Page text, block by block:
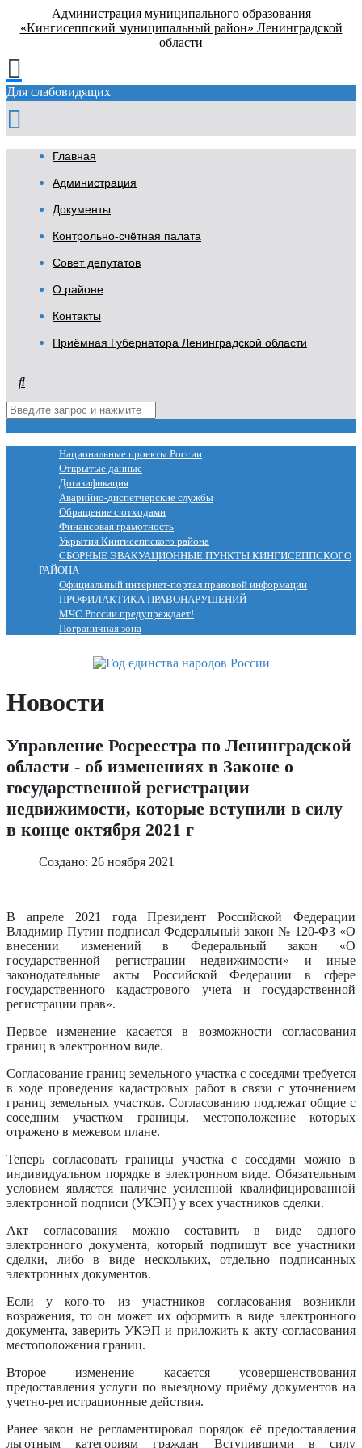
Администрация муниципального образования
«Кингисеппский муниципальный район» Ленинградской
области
Для слабовидящих
Главная
Администрация
Документы
Контрольно-счётная палата
Совет депутатов
О районе
Контакты
Приёмная Губернатора Ленинградской области
Национальные проекты России
Открытые данные
Догазификация
Аварийно-диспетчерские службы
Обращение с отходами
Финансовая грамотность
Укрытия Кингисеппского района
СБОРНЫЕ ЭВАКУАЦИОННЫЕ ПУНКТЫ КИНГИСЕППСКОГО
РАЙОНА
Официальный интернет-портал правовой информации
ПРОФИЛАКТИКА ПРАВОНАРУШЕНИЙ
МЧС России предупреждает!
Пограничная зона
Новости
Управление Росреестра по Ленинградской
области - об изменениях в Законе о
государственной регистрации
недвижимости, которые вступили в силу
в конце октября 2021 г
Создано: 26 ноября 2021
В апреле 2021 года Президент Российской Федерации
Владимир Путин подписал Федеральный закон № 120-ФЗ «О
внесении изменений в Федеральный закон «О
государственной регистрации недвижимости» и иные
законодательные акты Российской Федерации в сфере
государственного кадастрового учета и государственной
регистрации прав».
Первое изменение касается в возможности согласования
границ в электронном виде.
Согласование границ земельного участка с соседями требуется
в ходе проведения кадастровых работ в связи с уточнением
границ земельных участков. Согласованию подлежат общие с
соседним участком границы, местоположение которых
отражено в межевом плане.
Теперь согласовать границы участка с соседями можно в
индивидуальном порядке в электронном виде. Обязательным
условием является наличие усиленной квалифицированной
электронной подписи (УКЭП) у всех участников сделки.
Акт согласования можно составить в виде одного
электронного документа, который подпишут все участники
сделки, либо в виде нескольких, отдельно подписанных
электронных документов.
Если у кого-то из участников согласования возникли
возражения, то он может их оформить в виде электронного
документа, заверить УКЭП и приложить к акту согласования
местоположения границ.
Второе изменение касается усовершенствования
предоставления услуги по выездному приёму документов на
учетно-регистрационные действия.
Ранее закон не регламентировал порядок её предоставления
льготным категориям граждан Вступившими в силу